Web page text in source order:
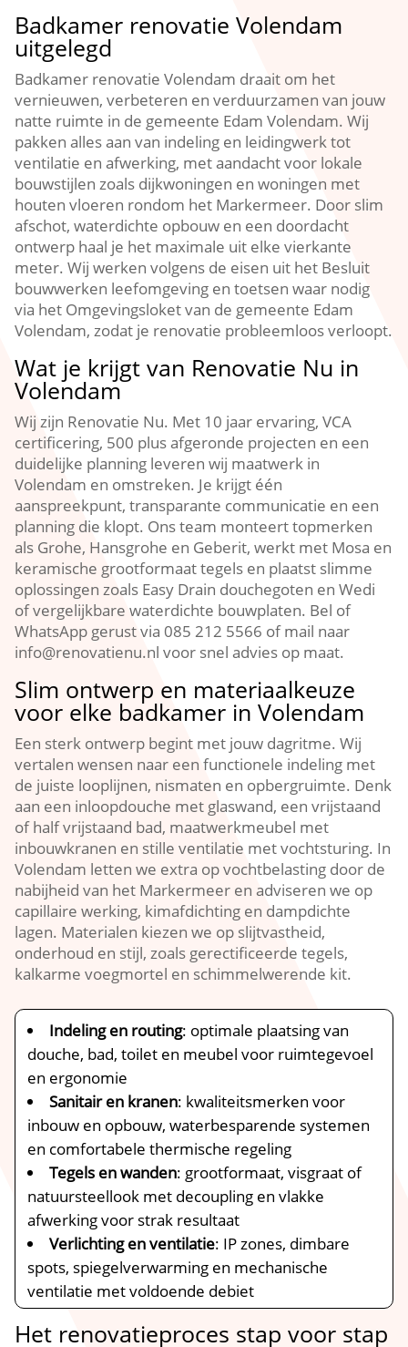
Badkamer renovatie Volendam
uitgelegd
Badkamer renovatie Volendam draait om het
vernieuwen, verbeteren en verduurzamen van jouw
natte ruimte in de gemeente Edam Volendam.​ Wij
pakken alles aan van indeling en leidingwerk tot
ventilatie en afwerking, met aandacht voor lokale
bouwstijlen zoals dijkwoningen en woningen met
houten vloeren rondom het Markermeer.​ Door slim
afschot, waterdichte opbouw en een doordacht
ontwerp haal je het maximale uit elke vierkante
meter.​ Wij werken volgens de eisen uit het Besluit
bouwwerken leefomgeving en toetsen waar nodig
via het Omgevingsloket van de gemeente Edam
Volendam, zodat je renovatie probleemloos verloopt.​
Wat je krijgt van Renovatie Nu in
Volendam
Wij zijn Renovatie Nu.​ Met 10 jaar ervaring, VCA
certificering, 500 plus afgeronde projecten en een
duidelijke planning leveren wij maatwerk in
Volendam en omstreken.​ Je krijgt één
aanspreekpunt, transparante communicatie en een
planning die klopt.​ Ons team monteert topmerken
als Grohe, Hansgrohe en Geberit, werkt met Mosa en
keramische grootformaat tegels en plaatst slimme
oplossingen zoals Easy Drain douchegoten en Wedi
of vergelijkbare waterdichte bouwplaten.​ Bel of
WhatsApp gerust via 085 212 5566 of mail naar
info@renovatienu.​nl voor snel advies op maat.​
Slim ontwerp en materiaalkeuze
voor elke badkamer in Volendam
Een sterk ontwerp begint met jouw dagritme.​ Wij
vertalen wensen naar een functionele indeling met
de juiste looplijnen, nismaten en opbergruimte.​ Denk
aan een inloopdouche met glaswand, een vrijstaand
of half vrijstaand bad, maatwerkmeubel met
inbouwkranen en stille ventilatie met vochtsturing.​ In
Volendam letten we extra op vochtbelasting door de
nabijheid van het Markermeer en adviseren we op
capillaire werking, kimafdichting en dampdichte
lagen.​ Materialen kiezen we op slijtvastheid,
onderhoud en stijl, zoals gerectificeerde tegels,
kalkarme voegmortel en schimmelwerende kit.​
Indeling en routing: optimale plaatsing van
douche, bad, toilet en meubel voor ruimtegevoel
en ergonomie
Sanitair en kranen: kwaliteitsmerken voor
inbouw en opbouw, waterbesparende systemen
en comfortabele thermische regeling
Tegels en wanden: grootformaat, visgraat of
natuursteellook met decoupling en vlakke
afwerking voor strak resultaat
Verlichting en ventilatie: IP zones, dimbare
spots, spiegelverwarming en mechanische
ventilatie met voldoende debiet
Het renovatieproces stap voor stap